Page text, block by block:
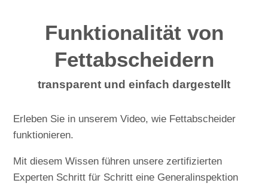
Funktionalität von
Fettabscheidern
transparent und einfach dargestellt
Erleben Sie in unserem Video, wie Fettabscheider
funktionieren.
Mit diesem Wissen führen unsere zertifizierten
Experten Schritt für Schritt eine Generalinspektion